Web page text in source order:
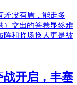
矛没有盾，能走多
）交出的答卷显然难
阵和临场换人更是被
战开启，丰塞